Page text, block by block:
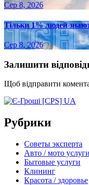
Сер 8, 2026
Тільки 1% людей
Сер 8, 2026
Залишити
Щоб відправити
Рубрики
Советы эксперта
Авто / мото услуги
Бытовые услуги
Клининг
Красота / здоровье